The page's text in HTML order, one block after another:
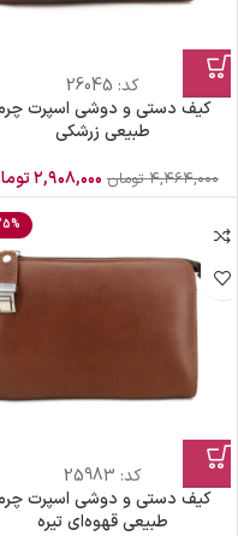
کد: 26045
کیف دستی و دوشی اسپرت
طبیعی زرشکی
۴,۴۶۴,۰۰۰ تومان ۲,۹۰۸,۰۰۰
کد: 25983
کیف دستی و دوشی اسپرت
طبیعی قهوه‌ای تیره